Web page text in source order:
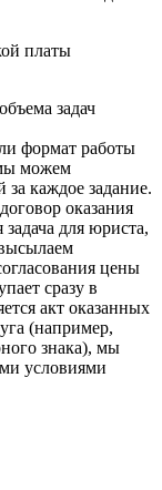
платы
задач
формат работы
можем
каждое задание.
оказания
для юриста,
цены
сразу в
акт оказанных
(например,
знака), мы
условиями